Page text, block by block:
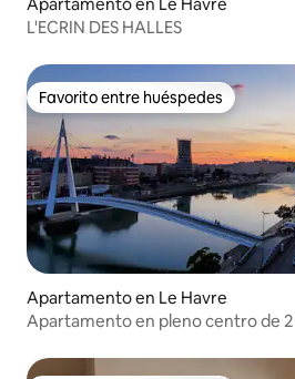
L'ECRIN DES HALLES
Favorito entre huéspedes
Favorito entre huéspedes
Apartamento en Le Havre
Apartamento en pleno centro de